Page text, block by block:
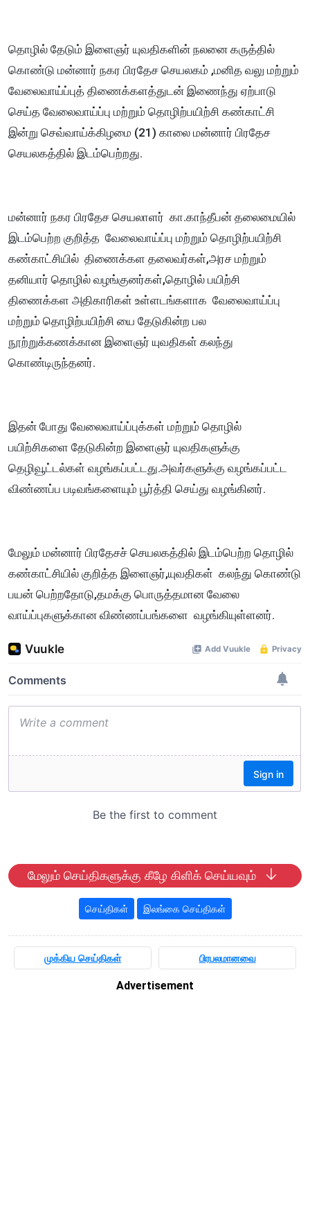
தொழில் தேடும் இளைஞர் யுவதிகளின் நலனை கருத்தில்
கொண்டு மன்னார் நகர பிரதேச செயலகம் ,மனித வலு மற்றும்
வேலைவாய்ப்புத் திணைக்களத்துடன் இணைந்து ஏற்பாடு
செய்த வேலைவாய்ப்பு மற்றும் தொழிற்பயிற்சி கண்காட்சி
இன்று செவ்வாய்க்கிழமை (21) காலை மன்னார் பிரதேச
செயலகத்தில் இடம்பெற்றது.
மன்னார் நகர பிரதேச செயலாளர் கா.காந்தீபன் தலைமையில்
இடம்பெற்ற குறித்த வேலைவாய்ப்பு மற்றும் தொழிற்பயிற்சி
கண்காட்சியில் திணைக்கள தலைவர்கள்,அரச மற்றும்
தனியார் தொழில் வழங்குனர்கள்,தொழில் பயிற்சி
திணைக்கள அதிகாரிகள் உள்ளடங்களாக வேலைவாய்ப்பு
மற்றும் தொழிற்பயிற்சி யை தேடுகின்ற பல
நூற்றுக்கணக்கான இளைஞர் யுவதிகள் கலந்து
கொண்டிருந்தனர்.
இதன் போது வேலைவாய்ப்புக்கள் மற்றும் தொழில்
பயிற்சிகளை தேடுகின்ற இளைஞர் யுவதிகளுக்கு
தெழிவூட்டல்கள் வழங்கப்பட்டது.அவர்களுக்கு வழங்கப்பட்ட
விண்ணப்ப படிவங்களையும் பூர்த்தி செய்து வழங்கினர்.
மேலும் மன்னார் பிரதேசச் செயலகத்தில் இடம்பெற்ற தொழில்
கண்காட்சியில் குறித்த இளைஞர்,யுவதிகள் கலந்து கொண்டு
பயன் பெற்றதோடு,தமக்கு பொருத்தமான வேலை
வாய்ப்புகளுக்கான விண்ணப்பங்களை வழங்கியுள்ளனர்.
மேலும் செய்திகளுக்கு கீழே கிளிக் செய்யவும்
செய்திகள் இலங்கை செய்திகள்
முக்கிய செய்திகள் பிரபலமானவை
Advertisement